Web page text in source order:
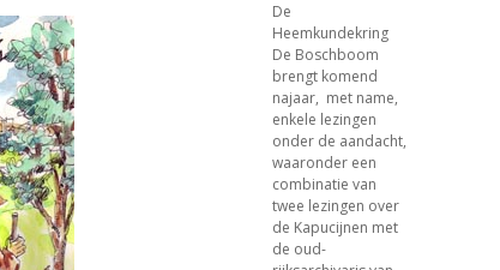
De
Heemkundekring
De Boschboom
brengt komend
najaar, met name,
enkele lezingen
onder de aandacht,
waaronder een
combinatie van
twee lezingen over
de Kapucijnen met
de oud-